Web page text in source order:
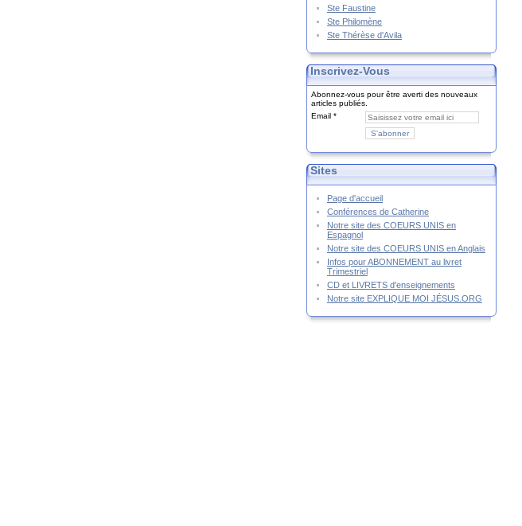
Ste Faustine
Ste Philomène
Ste Thérèse d'Avila
Inscrivez-Vous
Abonnez-vous pour être averti des nouveaux
articles publiés.
Email
Sites
Page d'accueil
Conférences de Catherine
Notre site des COEURS UNIS en
Espagnol
Notre site des COEURS UNIS en Anglais
Infos pour ABONNEMENT au livret
Trimestriel
CD et LIVRETS d'enseignements
Notre site EXPLIQUE MOI JÉSUS.ORG